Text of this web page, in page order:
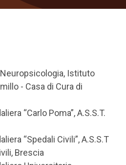
Istituto
- Casa di Cura di
“Carlo Poma”, A.S.S.T.
“Spedali Civili”, A.S.S.T
Brescia